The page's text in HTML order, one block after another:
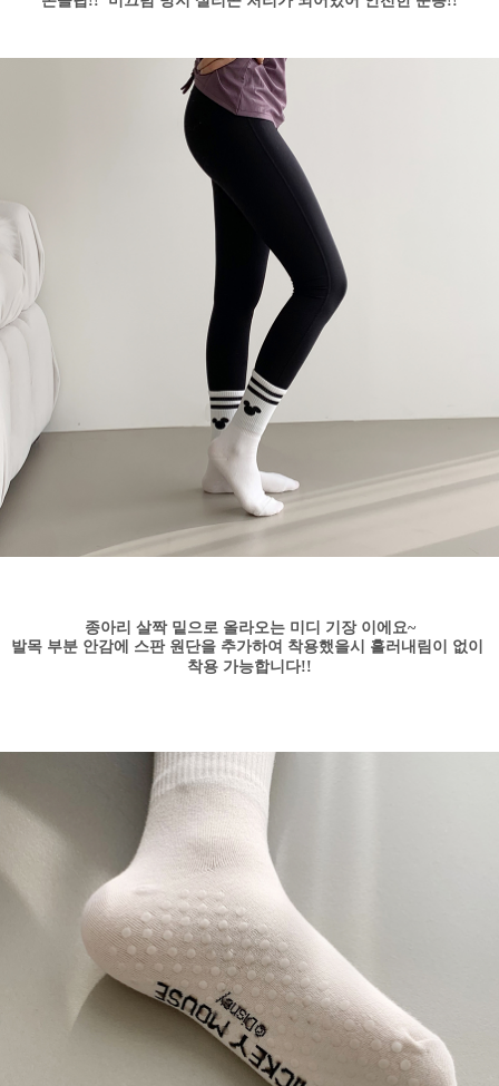
종아리 살짝 밑으로 올라오는 미디 기장 이에요~
발목 부분 안감에 스판 원단을 추가하여 착용했을시 흘러내림이 없이
착용 가능합니다!!